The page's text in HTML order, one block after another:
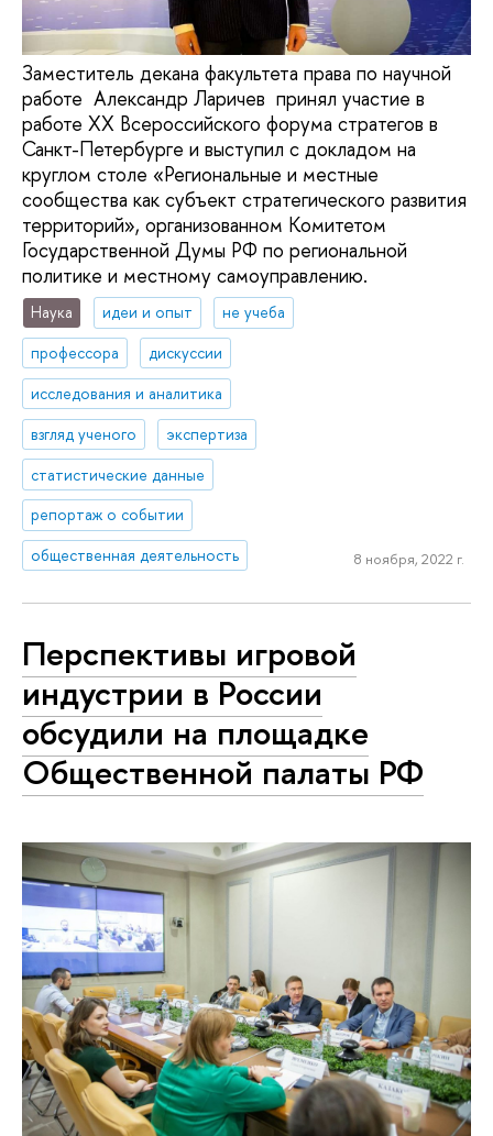
Заместитель декана факультета права по научной
работе Александр Ларичев принял участие в
работе XX Всероссийского форума стратегов в
Санкт-Петербурге и выступил с докладом на
круглом столе «Региональные и местные
сообщества как субъект стратегического развития
территорий», организованном Комитетом
Государственной Думы РФ по региональной
политике и местному самоуправлению.
Наука идеи и опыт
не учеба
профессора
дискуссии
исследования и аналитика
взгляд ученого
экспертиза
статистические данные
репортаж о событии
общественная деятельность
8 ноября, 2022 г.
Перспективы игровой
индустрии в России
обсудили на площадке
Общественной палаты РФ